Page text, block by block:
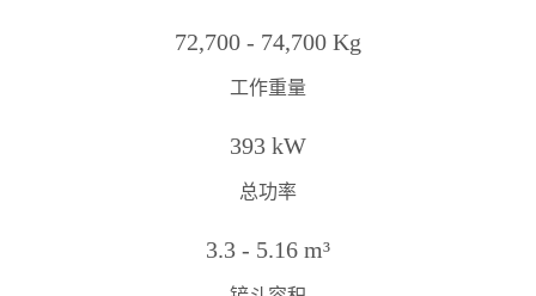
72,700 - 74,700 Kg
工作重量
393 kW
总功率
3.3 - 5.16 m³